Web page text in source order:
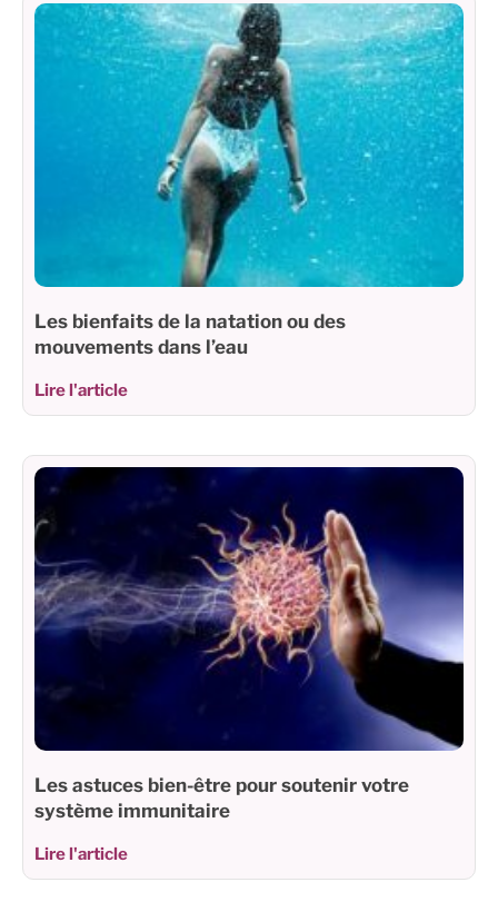
Les bienfaits de la natation ou des
mouvements dans l’eau
Lire l'article
Les astuces bien-être pour soutenir votre
système immunitaire
Lire l'article